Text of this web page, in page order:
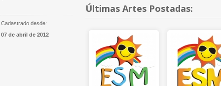
Cadastrado desde:
07 de abril de 2012
Últimas Artes Postadas: